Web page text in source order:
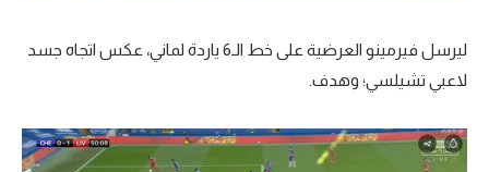
ليرسل فيرمينو العرضية على خط الـ6 ياردة لماني، عكس اتجاه جسد
لاعبي تشيلسي؛ وهدف.